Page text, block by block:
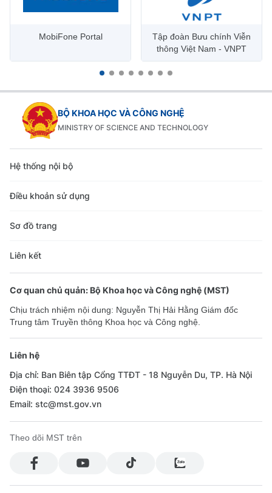
MobiFone Portal
Tập đoàn Bưu chính Viễn
thông Việt Nam - VNPT
BỘ KHOA HỌC VÀ CÔNG NGHỆ
MINISTRY OF SCIENCE AND TECHNOLOGY
Hệ thống nội bộ
Điều khoản sử dụng
Sơ đồ trang
Liên kết
Cơ quan chủ quản: Bộ Khoa học và Công nghệ (MST)
Chịu trách nhiệm nội dung: Nguyễn Thị Hải Hằng Giám đốc
Trung tâm Truyền thông Khoa học và Công nghệ.
Liên hệ
Địa chỉ: Ban Biên tập Cổng TTĐT - 18 Nguyễn Du, TP. Hà Nội
Điện thoại: 024 3936 9506
Email: stc@mst.gov.vn
Theo dõi MST trên